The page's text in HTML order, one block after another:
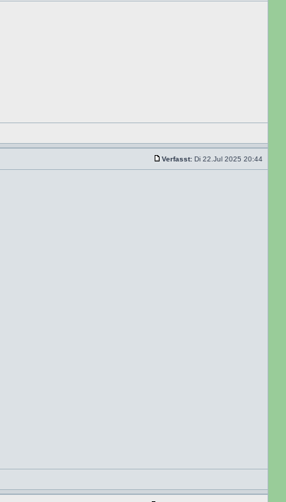
Verfasst: Di 22.Jul 2025 20:44